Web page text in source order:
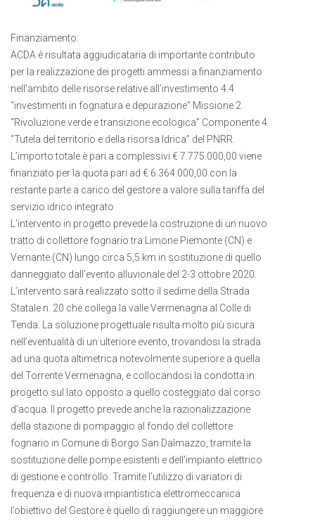
Finanziamento:
ACDA è risultata aggiudicataria di importante contributo
per la realizzazione dei progetti ammessi a finanziamento
nell’ambito delle risorse relative all’investimento 4.4
“investimenti in fognatura e depurazione” Missione 2
“Rivoluzione verde e transizione ecologica” Componente 4
“Tutela del territorio e della risorsa Idrica” del PNRR.
L’importo totale è pari a complessivi € 7.775.000,00 viene
finanziato per la quota pari ad € 6.364.000,00 con la
restante parte a carico del gestore a valore sulla tariffa del
servizio idrico integrato
L’intervento in progetto prevede la costruzione di un nuovo
tratto di collettore fognario tra Limone Piemonte (CN) e
Vernante (CN) lungo circa 5,5 km in sostituzione di quello
danneggiato dall’evento alluvionale del 2-3 ottobre 2020.
L’intervento sarà realizzato sotto il sedime della Strada
Statale n. 20 che collega la valle Vermenagna al Colle di
Tenda. La soluzione progettuale risulta molto più sicura
nell’eventualità di un ulteriore evento, trovandosi la strada
ad una quota altimetrica notevolmente superiore a quella
del Torrente Vermenagna, e collocandosi la condotta in
progetto sul lato opposto a quello costeggiato dal corso
d’acqua. Il progetto prevede anche la razionalizzazione
della stazione di pompaggio al fondo del collettore
fognario in Comune di Borgo San Dalmazzo, tramite la
sostituzione delle pompe esistenti e dell’impianto elettrico
di gestione e controllo. Tramite l’utilizzo di variatori di
frequenza e di nuova impiantistica elettromeccanica
l’obiettivo del Gestore è quello di raggiungere un maggiore